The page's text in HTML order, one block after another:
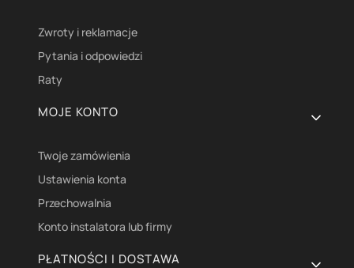
Zwroty i reklamacje
Pytania i odpowiedzi
Raty
MOJE KONTO
Twoje zamówienia
Ustawienia konta
Przechowalnia
Konto instalatora lub firmy
PŁATNOŚCI I DOSTAWA